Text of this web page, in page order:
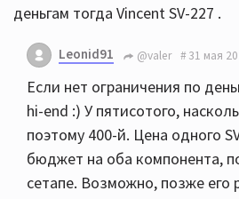
деньгам тогда Vincent SV-227 .
Leonid91 @valer 31 мая
Если нет ограничения по
hi-end :) У пятисотого,
поэтому 400-й. Цена одного
бюджет на оба компонента,
сетапе. Возможно, позже его